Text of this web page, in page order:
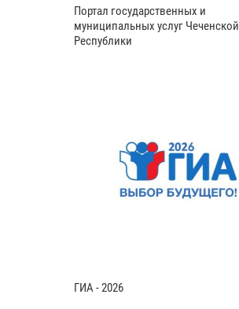
Портал государственных и
муниципальных услуг Чеченской
Республики
ГИА - 2026